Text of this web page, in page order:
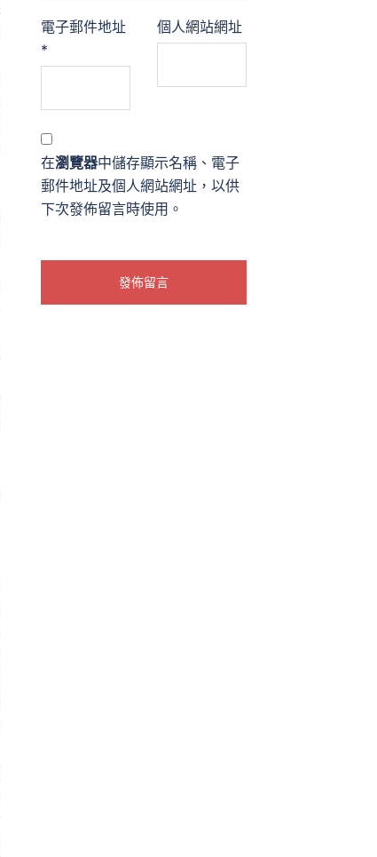
電子郵件地址
*
個人網站網址
在瀏覽器中儲存顯示名稱、電子
郵件地址及個人網站網址，以供
下次發佈留言時使用。